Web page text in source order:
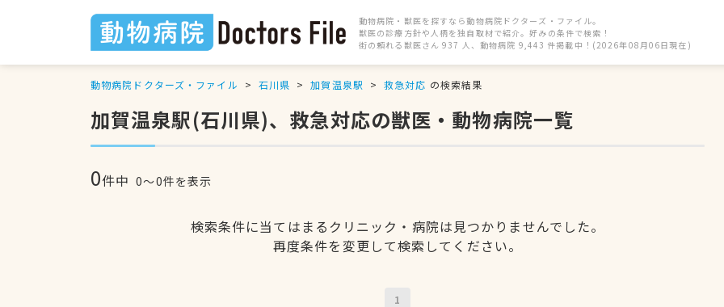
動物病院・獣医を探すなら動物病院ドクターズ・ファイル。
獣医の診療方針や人柄を独自取材で紹介。好みの条件で検索！
街の頼れる獣医さん 937 人、動物病院 9,443 件掲載中！(2026年08月06日現在)
動物病院ドクターズ・ファイル 石川県 加賀温泉駅 救急対応 の検索結果
加賀温泉駅(石川県)、救急対応の獣医・動物病院一覧
0件中 0〜0件を表示
検索条件に当てはまるクリニック・病院は見つかりませんでした。
再度条件を変更して検索してください。
1